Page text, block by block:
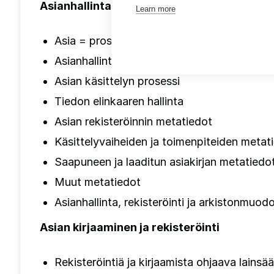
Asianhallinta ja tiedonohjaus
Asia = prosessi
Asianhallintajärjestelmät ja
Asian käsittelyn prosessi
Tiedon elinkaaren hallinta
Asian rekisteröinnin metatiedot
Käsittelyvaiheiden ja toimenpiteiden
Saapuneen ja laaditun asiakirjan
Muut metatiedot
Asianhallinta, rekisteröinti ja
Asian kirjaaminen ja rekisteröinti
Rekisteröintiä ja kirjaamista ohjaava
Learn more